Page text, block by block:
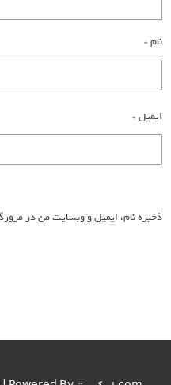
نام*
ایمیل*
ذخیره نام، ایمیل و وبسایت من در